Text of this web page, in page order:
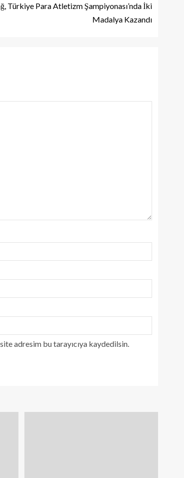
Türkiye Para Atletizm Şampiyonası’nda İki
Madalya Kazandı
adresim bu tarayıcıya kaydedilsin.